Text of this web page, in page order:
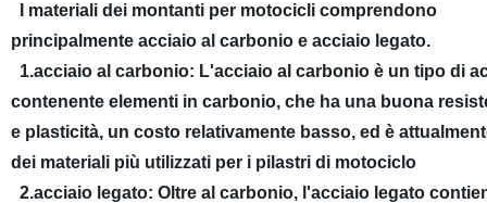
I materiali dei montanti per motocicli comprendono
principalmente acciaio al carbonio e acciaio legato.
1.acciaio al carbonio: L'acciaio al carbonio è un tipo di
contenente elementi in carbonio, che ha una buona
e plasticità, un costo relativamente basso, ed è
dei materiali più utilizzati per i pilastri di motociclo
2.acciaio legato: Oltre al carbonio, l'acciaio legato